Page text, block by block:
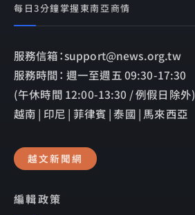
每日3分鐘掌握東南亞商情
服務信箱：support@news.org.tw
服務時間： 週一至週五 09:30-17:30
(午休時間 12:00-13:30 / 例假日除外)
越南 | 印尼 | 菲律賓 | 泰國 | 馬來西亞
越文新聞網
編輯政策